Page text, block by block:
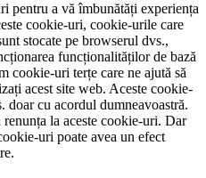
pentru a vă îmbunătăți experiența
cookie-uri, cookie-urile care
stocate pe browserul dvs.,
funcționalităților de bază
cookie-uri terțe care ne ajută să
acest site web. Aceste cookie-
cu acordul dumneavoastră.
la aceste cookie-uri. Dar
uri poate avea un efect